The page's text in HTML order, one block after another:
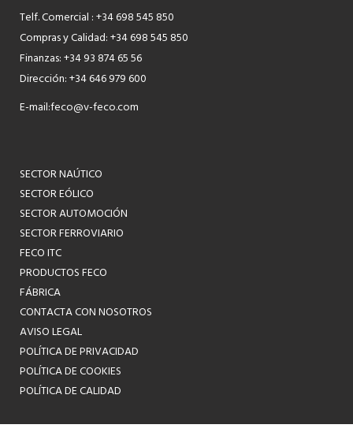
Telf. Comercial : +34 698 545 850
Compras y Calidad: +34 698 545 850
Finanzas: +34 93 874 65 56
Dirección: +34 646 979 600
E-mail:feco@v-feco.com
SECTOR NAÚTICO
SECTOR EÓLICO
SECTOR AUTOMOCIÓN
SECTOR FERROVIARIO
FECO ITC
PRODUCTOS FECO
FÁBRICA
CONTACTA CON NOSOTROS
AVISO LEGAL
POLÍTICA DE PRIVACIDAD
POLÍTICA DE COOKIES
POLÍTICA DE CALIDAD